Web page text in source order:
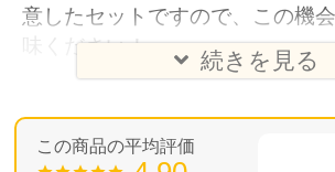
続きを見る
意したセットですので、この機
味ください！